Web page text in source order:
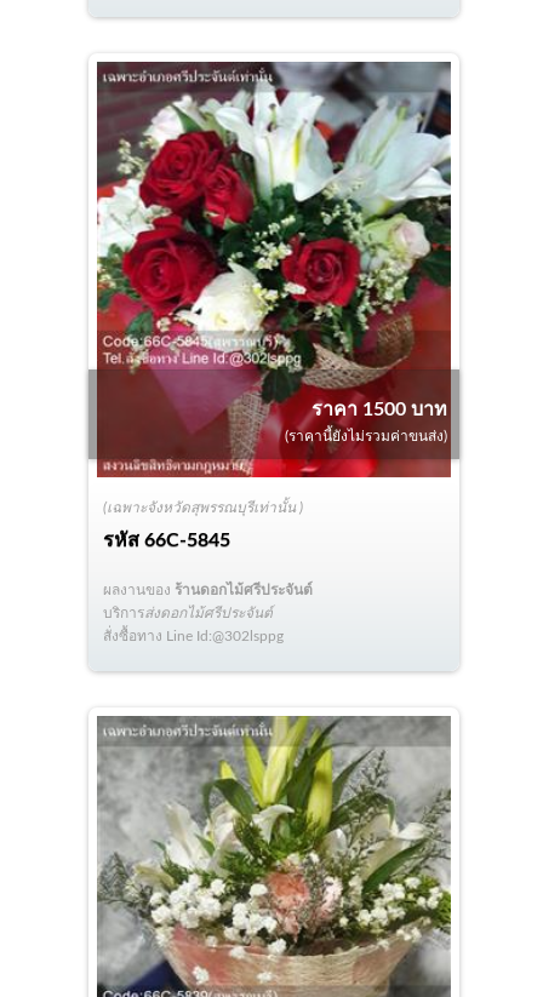
(เฉพาะจังหวัดสุพรรณบุรีเท่านั้น )
รหัส66C-5845
ราคา 1500 บาท
(ราคานี้ยังไม่รวมค่าขนส่ง)
ผลงานของ ร้านดอกไม้ศรีประจันต์
บริการส่งดอกไม้ศรีประจันต์
สั่งซื้อทาง Line Id:@302lsppg